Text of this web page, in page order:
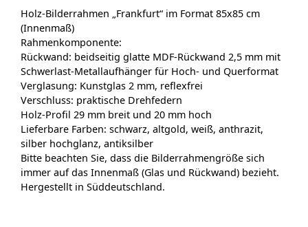
Holz-Bilderrahmen „Frankfurt“ im Format 85x85 cm
(Innenmaß)
Rahmenkomponente:
Rückwand: beidseitig glatte MDF-Rückwand 2,5 mm mit
Schwerlast-Metallaufhänger für Hoch- und Querformat
Verglasung: Kunstglas 2 mm, reflexfrei
Verschluss: praktische Drehfedern
Holz-Profil 29 mm breit und 20 mm hoch
Lieferbare Farben: schwarz, altgold, weiß, anthrazit,
silber hochglanz, antiksilber
Bitte beachten Sie, dass die Bilderrahmengröße sich
immer auf das Innenmaß (Glas und Rückwand) bezieht.
Hergestellt in Süddeutschland.